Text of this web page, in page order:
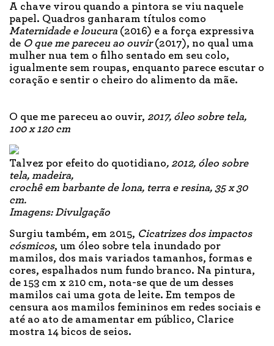
A chave virou quando a pintora se viu naquele
papel. Quadros ganharam títulos como
Maternidade e loucura (2016) e a força expressiva
de O que me pareceu ao ouvir(2017), no qual uma
mulher nua tem o filho sentado em seu colo,
igualmente sem roupas, enquanto parece escutar o
coração e sentir o cheiro do alimento da mãe.
O que me pareceu ao ouvir, 2017, óleo sobre tela,
100 x 120 cm
Talvez por efeito do quotidiano, 2012, óleo sobre
tela, madeira,
crochê em barbante de lona, terra e resina, 35 x 30
cm.
Imagens: Divulgação
Surgiu também, em 2015, Cicatrizes dos impactos
cósmicos, um óleo sobre tela inundado por
mamilos, dos mais variados tamanhos, formas e
cores, espalhados num fundo branco. Na pintura,
de 153 cm x 210 cm, nota-se que de um desses
mamilos cai uma gota de leite. Em tempos de
censura aos mamilos femininos em redes sociais e
até ao ato de amamentar em público, Clarice
mostra 14 bicos de seios.